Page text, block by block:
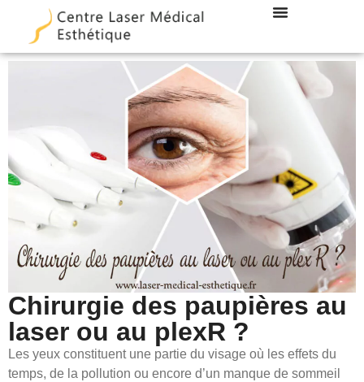
Chirurgie des paupières au
laser ou au plexR ?
Les yeux constituent une partie du visage où les effets du
temps, de la pollution ou encore d’un manque de sommeil